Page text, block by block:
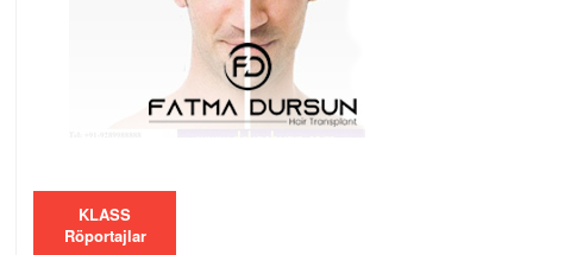
KLASS
Röportajlar